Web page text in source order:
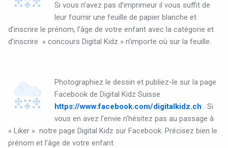
Si vous n’avez pas d’imprimeur il vous suffit de
leur fournir une feuille de papier blanche et
d’inscrire le prénom, l’âge de votre enfant avec la catégorie et
d’inscrire « concours Digital Kidz » n’importe où sur la feuille.
Photographiez le dessin et publiez-le sur la page
Facebook de Digital Kidz Suisse
https://www.facebook.com/digitalkidz.ch . Si
vous en avez l’envie n’hésitez pas au passage à
« Liker » notre page Digital Kidz sur Facebook. Précisez bien le
prénom et l’âge de votre enfant.